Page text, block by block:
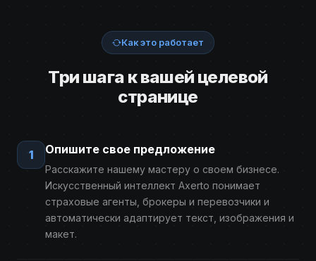
Как это работает
Три шага к вашей целевой
странице
1 Опишите свое предложение
Расскажите нашему мастеру о своем бизнесе.
Искусственный интеллект Axerto понимает
страховые агенты, брокеры и перевозчики и
автоматически адаптирует текст, изображения и
макет.